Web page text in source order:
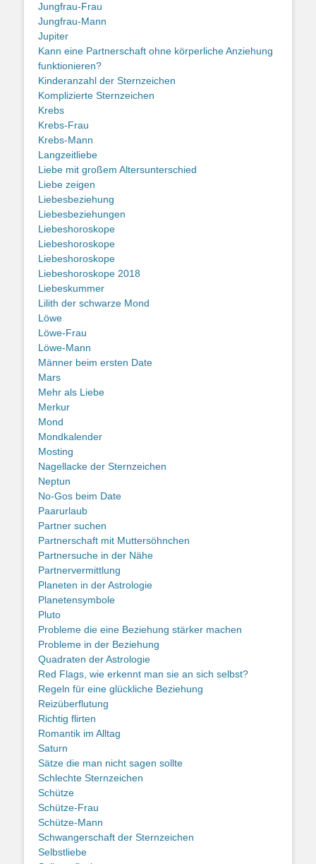
Jungfrau-Frau
Jungfrau-Mann
Jupiter
Kann eine Partnerschaft ohne körperliche Anziehung
funktionieren?
Kinderanzahl der Sternzeichen
Komplizierte Sternzeichen
Krebs
Krebs-Frau
Krebs-Mann
Langzeitliebe
Liebe mit großem Altersunterschied
Liebe zeigen
Liebesbeziehung
Liebesbeziehungen
Liebeshoroskope
Liebeshoroskope
Liebeshoroskope
Liebeshoroskope 2018
Liebeskummer
Lilith der schwarze Mond
Löwe
Löwe-Frau
Löwe-Mann
Männer beim ersten Date
Mars
Mehr als Liebe
Merkur
Mond
Mondkalender
Mosting
Nagellacke der Sternzeichen
Neptun
No-Gos beim Date
Paarurlaub
Partner suchen
Partnerschaft mit Muttersöhnchen
Partnersuche in der Nähe
Partnervermittlung
Planeten in der Astrologie
Planetensymbole
Pluto
Probleme die eine Beziehung stärker machen
Probleme in der Beziehung
Quadraten der Astrologie
Red Flags, wie erkennt man sie an sich selbst?
Regeln für eine glückliche Beziehung
Reizüberflutung
Richtig flirten
Romantik im Alltag
Saturn
Sätze die man nicht sagen sollte
Schlechte Sternzeichen
Schütze
Schütze-Frau
Schütze-Mann
Schwangerschaft der Sternzeichen
Selbstliebe